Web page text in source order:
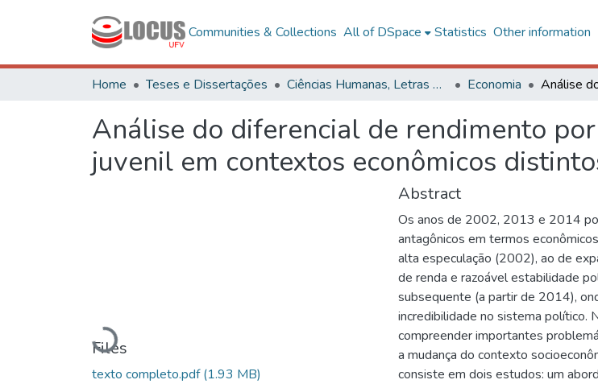
Communities & Collections All of DSpace Statistics Other information
Home Teses e Dissertações Ciências Humanas, Letras e Artes Economia
Análise do diferencial de rendimento
juvenil em contextos econômicos
Loading...
Files
texto completo.pdf(1.93 MB)
Abstract
Os anos de 2002, 2013 e 2014
antagônicos em termos
alta especulação (2002), ao de
de renda e razoável estabilidade
subsequente (a partir de 2014),
incredibilidade no sistema político.
compreender importantes
a mudança do contexto
consiste em dois estudos: um